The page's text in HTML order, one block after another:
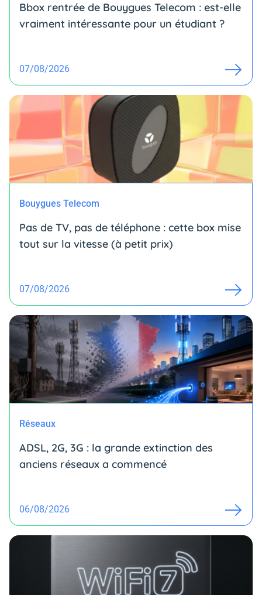
Bbox rentrée de Bouygues Telecom : est-elle
vraiment intéressante pour un étudiant ?
07/08/2026
Bouygues Telecom
Pas de TV, pas de téléphone : cette box mise
tout sur la vitesse (à petit prix)
07/08/2026
Réseaux
ADSL, 2G, 3G : la grande extinction des
anciens réseaux a commencé
06/08/2026